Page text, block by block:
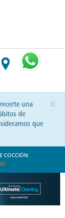
x
una
de
que
COCCIÓN